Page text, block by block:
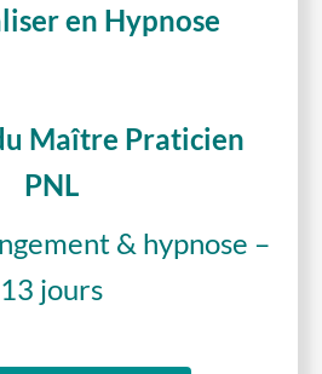
en Hypnose
Maître Praticien
PNL
& hypnose –
13 jours